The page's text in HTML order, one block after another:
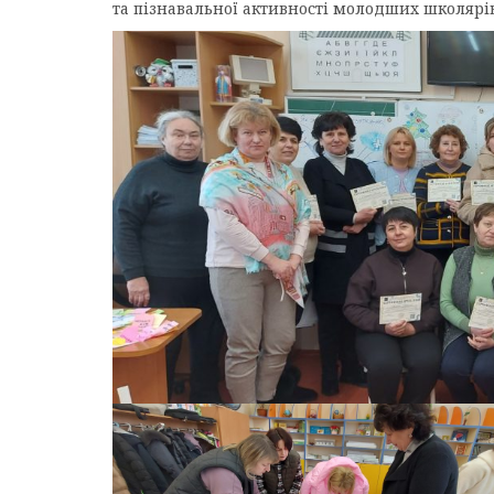
та пізнавальної активності молодших